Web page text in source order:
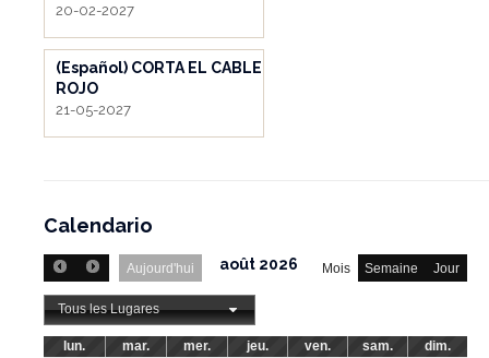
20-02-2027
(Español) CORTA EL CABLE
ROJO
21-05-2027
Calendario
Aujourd'hui Mois Semaine Jour
août 2026
Tous les Lugares
lun. mar. mer. jeu. ven. sam.
dim.